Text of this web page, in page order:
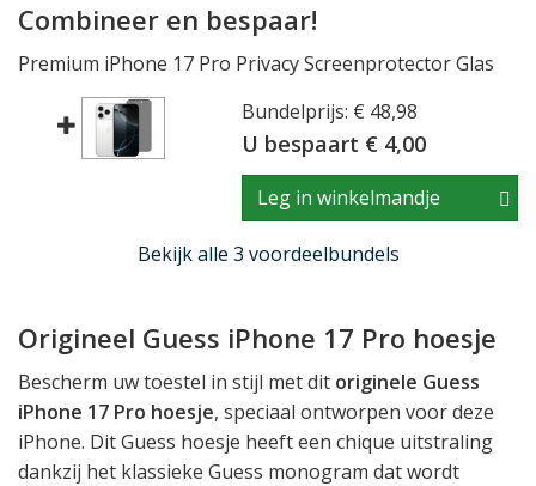
Combineer en bespaar!
Premium iPhone 17 Pro Privacy Screenprotector Glas
Bundelprijs: € 48,98
U bespaart € 4,00
Leg in winkelmandje
Bekijk alle 3 voordeelbundels
Origineel Guess iPhone 17 Pro hoesje
Bescherm uw toestel in stijl met dit originele Guess
iPhone 17 Pro hoesje, speciaal ontworpen voor deze
iPhone. Dit Guess hoesje heeft een chique uitstraling
dankzij het klassieke Guess monogram dat wordt